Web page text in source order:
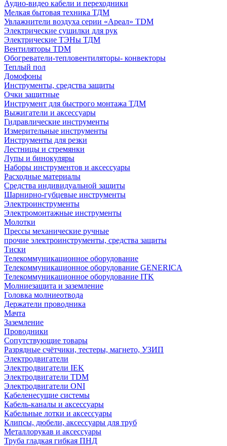
Аудио-видео кабели и переходники
Мелкая бытовая техника ТДМ
Увлажнители воздуха серии «Ареал» TDM
Электрические сушилки для рук
Электрические ТЭНы ТДМ
Вентиляторы TDM
Обогреватели-тепловентиляторы- конвекторы
Теплый пол
Домофоны
Инструменты, средства защиты
Очки защитные
Инструмент для быстрого монтажа ТДМ
Выжигатели и аксессуары
Гидравлические инструменты
Измерительные инструменты
Инструменты для резки
Лестницы и стремянки
Лупы и бинокуляры
Наборы инструментов и аксессуары
Расходные материалы
Средства индивидуальной защиты
Шарнирно-губцевые инструменты
Электроинструменты
Электромонтажные инструменты
Молотки
Прессы механические ручные
прочие электроинструменты, средства защиты
Тиски
Телекоммуникационное оборудование
Телекоммуникационное оборудование GENERICA
Телекоммуникационное оборудование ITK
Молниезащита и заземление
Головка молниеотвода
Держатели проводника
Мачта
Заземление
Проводники
Сопутствующие товары
Разрядные счётчики, тестеры, магнето, УЗИП
Электродвигатели
Электродвигатели IEK
Электродвигатели TDM
Электродвигатели ONI
Кабеленесущие системы
Кабель-каналы и аксессуары
Кабельные лотки и аксессуары
Клипсы, дюбели, аксессуары для труб
Металлорукав и аксессуары
Труба гладкая гибкая ПНД